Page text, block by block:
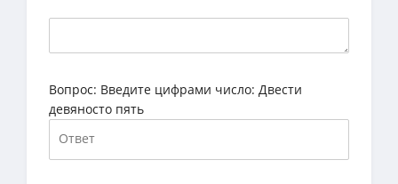
Вопрос: Введите цифрами число: Двести
девяносто пять